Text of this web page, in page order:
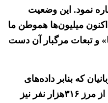
نمود. این وضعیت
میلیون‌ها هموطن ما
و تبعات مرگبار آن دست
که بنابر داده‌های
سازمان مجاهدین خلق اکنون از مرز ۳۱۶هزار نفر نیز